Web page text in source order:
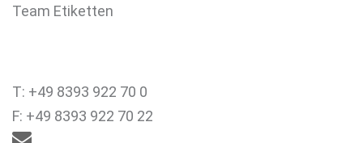
Team Etiketten
T: +49 8393 922 70 0
F: +49 8393 922 70 22
